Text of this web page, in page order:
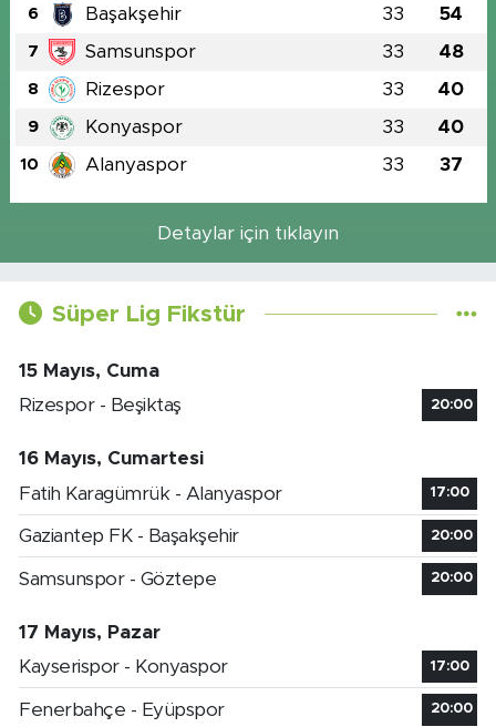
6 Başakşehir 33 54
7 Samsunspor 33 48
8 Rizespor 33 40
9 Konyaspor 33 40
10 Alanyaspor 33 37
Detaylar için tıklayın
Süper Lig Fikstür
15 Mayıs, Cuma
Rizespor - Beşiktaş
20:00
16 Mayıs, Cumartesi
Fatih Karagümrük - Alanyaspor
17:00
Gaziantep FK - Başakşehir 20:00
Samsunspor - Göztepe 20:00
17 Mayıs, Pazar
Kayserispor - Konyaspor
17:00
Fenerbahçe - Eyüpspor 20:00